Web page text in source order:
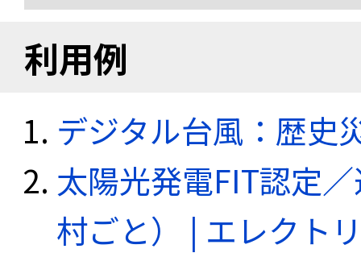
利用例
デジタル台風：歴史
太陽光発電FIT認定
村ごと） | エレクト